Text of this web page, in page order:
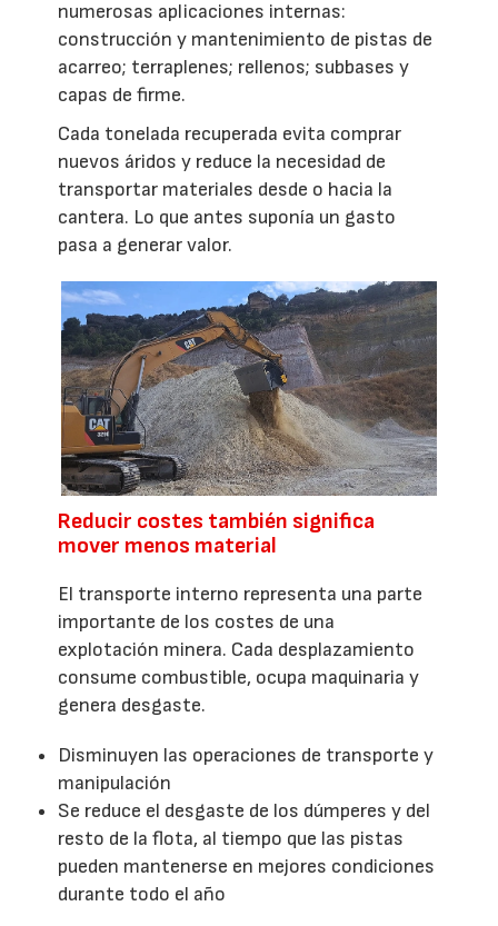
numerosas aplicaciones internas:
construcción y mantenimiento de pistas de
acarreo; terraplenes; rellenos; subbases y
capas de firme.
Cada tonelada recuperada evita comprar
nuevos áridos y reduce la necesidad de
transportar materiales desde o hacia la
cantera. Lo que antes suponía un gasto
pasa a generar valor.
Reducir costes también significa
mover menos material
El transporte interno representa una parte
importante de los costes de una
explotación minera. Cada desplazamiento
consume combustible, ocupa maquinaria y
genera desgaste.
Disminuyen las operaciones de transporte y
manipulación
Se reduce el desgaste de los dúmperes y del
resto de la flota, al tiempo que las pistas
pueden mantenerse en mejores condiciones
durante todo el año